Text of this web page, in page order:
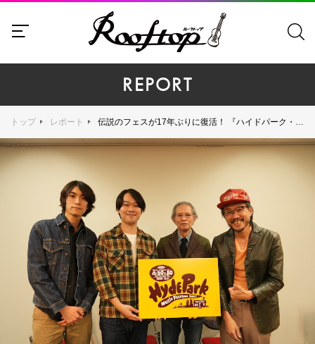
REPORT
トップ レポート 伝説のフェスが17年ぶりに復活！ 『ハイドパーク・ミュージック・フェスティバル2023』、チケットの先行販売受付中！